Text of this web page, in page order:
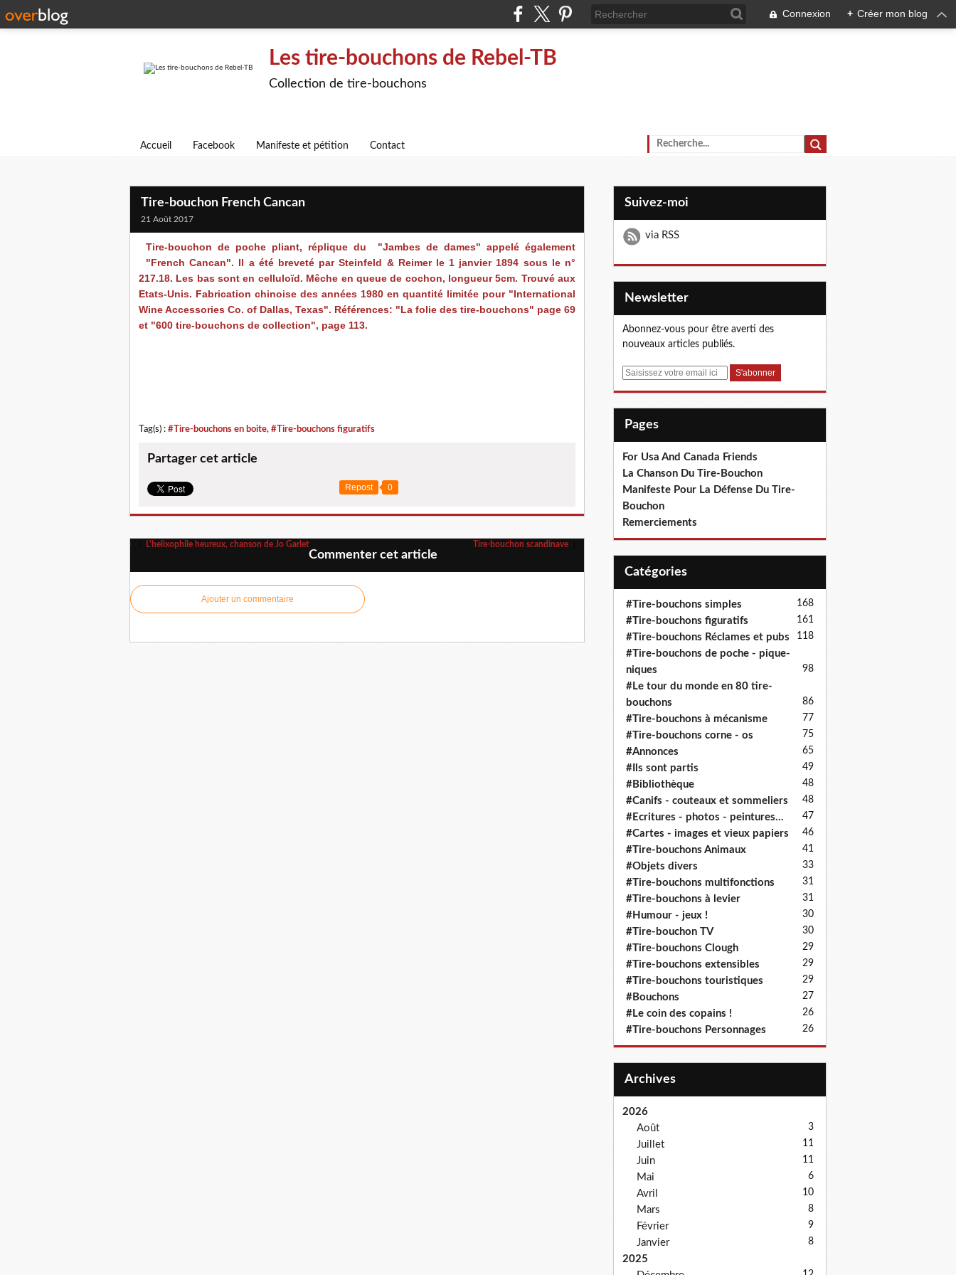
Connexion + Créer mon blog
Les tire-bouchons de Rebel-TB
Collection de tire-bouchons
Accueil Facebook Manifeste et pétition Contact
Tire-bouchon French Cancan
21 Août 2017
Tire-bouchon de poche pliant, réplique du "Jambes de dames" appelé également
"French Cancan". Il a été breveté par Steinfeld & Reimer le 1 janvier 1894 sous le n°
217.18. Les bas sont en celluloïd. Mêche en queue de cochon, longueur 5cm. Trouvé aux
Etats-Unis. Fabrication chinoise des années 1980 en quantité limitée pour "International
Wine Accessories Co. of Dallas, Texas". Références: "La folie des tire-bouchons" page 69
et "600 tire-bouchons de collection", page 113.
Tag(s) : #Tire-bouchons en boite, #Tire-bouchons figuratifs
Partager cet article
Repost 0
L'helixophile heureux, chanson de Jo Garlet Tire-bouchon scandinave
Commenter cet article
Ajouter un commentaire
Suivez-moi
via RSS
Newsletter
Abonnez-vous pour être averti des
nouveaux articles publiés.
E
Pages
For Usa And Canada Friends
La Chanson Du Tire-Bouchon
Manifeste Pour La Défense Du Tire-
Bouchon
Remerciements
Catégories
#Tire-bouchons simples 168
#Tire-bouchons figuratifs 161
#Tire-bouchons Réclames et pubs 118
#Tire-bouchons de poche - pique-
niques
98
#Le tour du monde en 80 tire-
bouchons
86
#Tire-bouchons à mécanisme 77
#Tire-bouchons corne - os 75
#Annonces 65
#Ils sont partis 49
#Bibliothèque 48
#Canifs - couteaux et sommeliers 48
#Ecritures - photos - peintures... 47
#Cartes - images et vieux papiers 46
#Tire-bouchons Animaux 41
#Objets divers 33
#Tire-bouchons multifonctions 31
#Tire-bouchons à levier 31
#Humour - jeux ! 30
#Tire-bouchon TV 30
#Tire-bouchons Clough 29
#Tire-bouchons extensibles 29
#Tire-bouchons touristiques 29
#Bouchons 27
#Le coin des copains ! 26
#Tire-bouchons Personnages 26
Archives
2026
Août
3
Juillet 11
Juin 11
Mai 6
Avril 10
Mars 8
Février 9
Janvier 8
2025